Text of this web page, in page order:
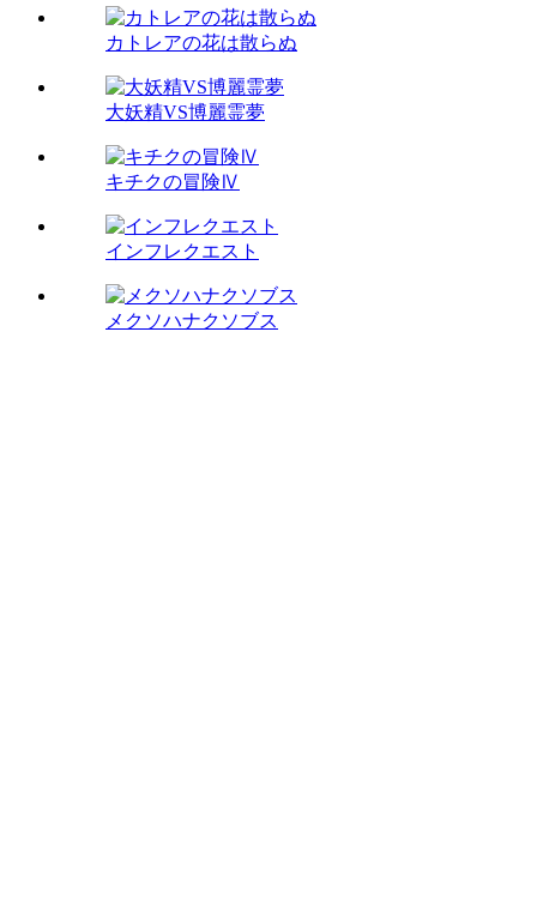
カトレアの花は散らぬ
大妖精VS博麗霊夢
キチクの冒険Ⅳ
インフレクエスト
メクソハナクソブス